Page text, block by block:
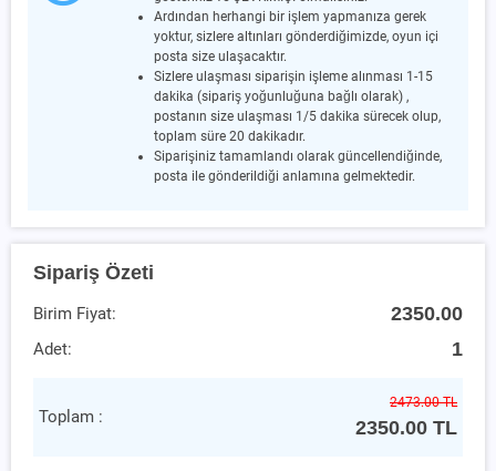
Ardından herhangi bir işlem yapmanıza gerek
yoktur, sizlere altınları gönderdiğimizde, oyun içi
posta size ulaşacaktır.
Sizlere ulaşması siparişin işleme alınması 1-15
dakika (sipariş yoğunluğuna bağlı olarak) ,
postanın size ulaşması 1/5 dakika sürecek olup,
toplam süre 20 dakikadır.
Siparişiniz tamamlandı olarak güncellendiğinde,
posta ile gönderildiği anlamına gelmektedir.
Sipariş Özeti
Birim Fiyat: 2350.00
Adet: 1
Toplam :
2473.00 TL
2350.00 TL